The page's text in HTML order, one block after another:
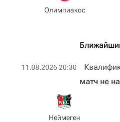
Олимпиакос
11.08.2026 20:30
Неймеген
матч не